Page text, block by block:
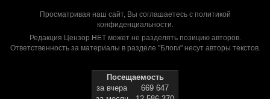
Просматривая наш сайт, Вы соглашаетесь с политикой
конфиденциальности.
Редакция Цензор.НЕТ может не разделять позицию авторов.
Ответственность за материалы в разделе "Блоги" несут авторы текстов.
Посещаемость
за вчера
669 647